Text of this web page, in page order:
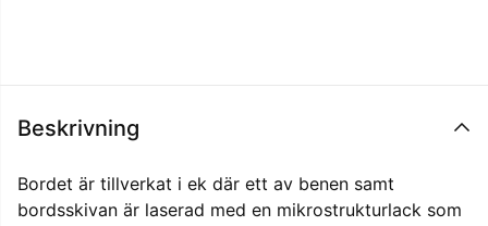
Beskrivning
Bordet är tillverkat i ek där ett av benen samt
bordsskivan är laserad med en mikrostrukturlack som